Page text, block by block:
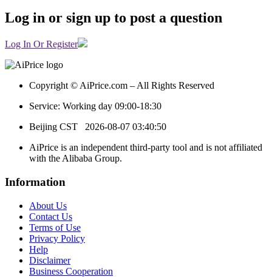
Log in or sign up to post a question
Log In Or Register
Copyright © AiPrice.com – All Rights Reserved
Service: Working day 09:00-18:30
Beijing CST 2026-08-07 03:40:50
AiPrice is an independent third-party tool and is not affiliated
with the Alibaba Group.
Information
About Us
Contact Us
Terms of Use
Privacy Policy
Help
Disclaimer
Business Cooperation